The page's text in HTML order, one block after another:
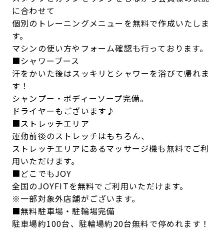
に合わせて
個別のトレーニングメニューを無料で作成いたしま
す。
マシンの使い方やフォーム確認も行っております。
■シャワーブース
汗をかいた後はスッキリとシャワーを浴びて帰れま
す！
シャンプー・ボディーソープ完備。
ドライヤーもございます♪
■ストレッチエリア
運動前後のストレッチはもちろん、
ストレッチエリアにあるマッサージ機も無料でご利
用いただけます。
■どこでもJOY
全国のJOYFITを無料でご利用いただけます。
※一部対象外店舗がございます。
■無料駐車場・駐輪場完備
駐車場約100台、駐輪場約20台無料で停めれます！